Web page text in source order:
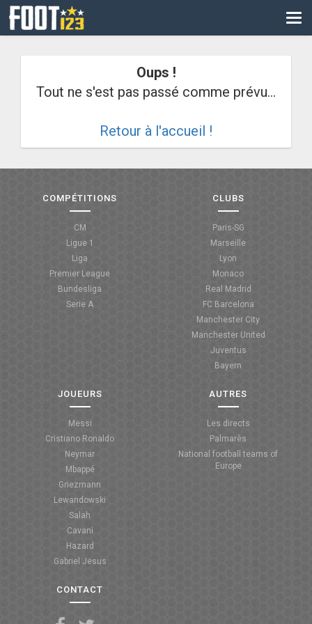
CM
COUPE DE FRANCE
COUPE DE LA LIGUE
Oups !
Tout ne s'est pas passé comme prévu...
Retour à l'accueil !
COMPÉTITIONS
CM
Ligue 1
Liga
Premier League
Bundesliga
Serie A
CLUBS
Paris-SG
Marseille
Lyon
Monaco
Real Madrid
FC Barcelona
Manchester City
Manchester United
Juventus
Bayern
JOUEURS
Messi
Cristiano Ronaldo
Neymar
Mbappé
Griezmann
Lewandowski
Salah
Cavani
Hazard
Gabriel Jesus
AUTRES
Les directs
Palmarès
National football teams of
Europe
CONTACT